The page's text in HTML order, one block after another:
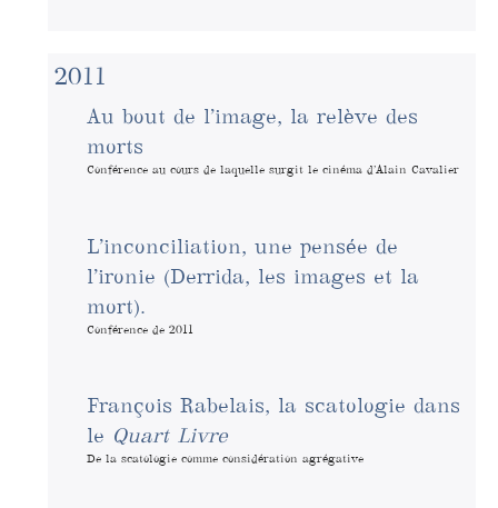
2011
Au bout de l’image, la relève des
morts
Conférence au cours de laquelle surgit le cinéma d’Alain Cavalier
L’inconciliation, une pensée de
l’ironie (Derrida, les images et la
mort).
Conférence de 2011
François Rabelais, la scatologie dans
le Quart Livre
De la scatologie comme considération agrégative